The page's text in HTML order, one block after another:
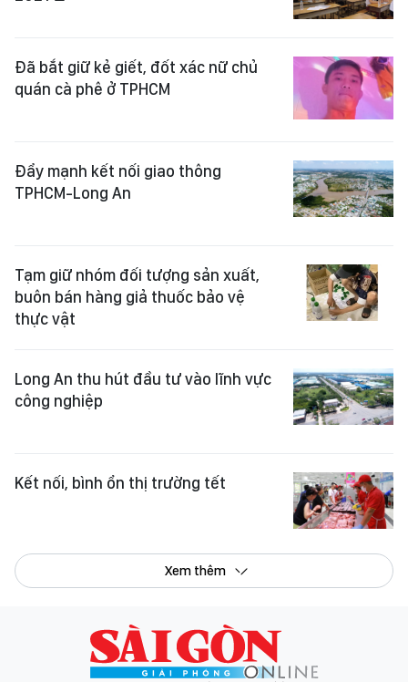
Đã bắt giữ kẻ giết, đốt xác nữ chủ
quán cà phê ở TPHCM
Đẩy mạnh kết nối giao thông
TPHCM-Long An
Tạm giữ nhóm đối tượng sản xuất,
buôn bán hàng giả thuốc bảo vệ
thực vật
Long An thu hút đầu tư vào lĩnh vực
công nghiệp
Kết nối, bình ổn thị trường tết
Xem thêm